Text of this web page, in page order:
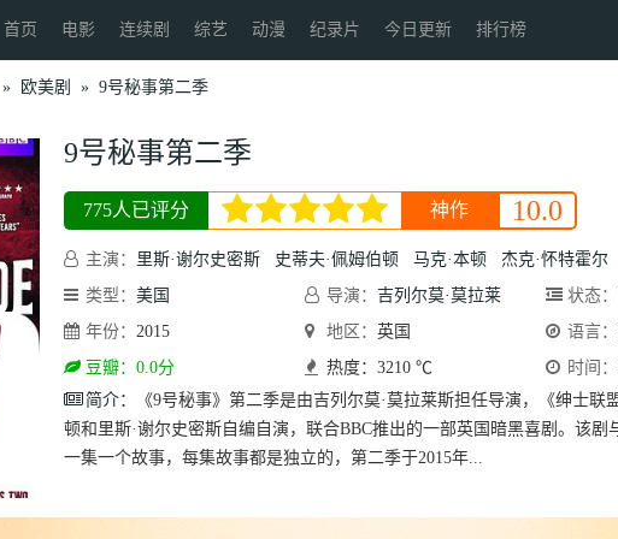
首页 电影 连续剧 综艺 动漫 纪录片 今日更新 排行榜
» 欧美剧 » 9号秘事第二季
9号秘事第二季
775人已评分 神作 10.0
主演： 里斯·谢尔史密斯 史蒂夫·佩姆伯顿 马克·本顿 杰克·怀特霍尔
类型： 美国 导演： 吉列尔莫·莫拉莱
斯
丹·泽夫
里斯·谢尔史密
斯
史蒂夫·佩姆伯顿
状态：
年份： 2015 地区： 英国 语言：
豆瓣：0.0分
热度：3210 ℃ 时间：
简介：
《9号秘事》第二季是由吉列尔莫·莫拉莱斯担任导演，《绅士联
顿和里斯·谢尔史密斯自编自演，联合BBC推出的一部英国暗黑喜剧。该剧
一集一个故事，每集故事都是独立的，第二季于2015年...